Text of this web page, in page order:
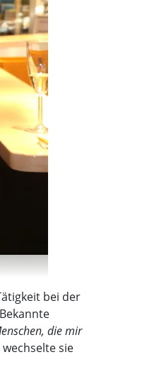
bei der
die mir
sie